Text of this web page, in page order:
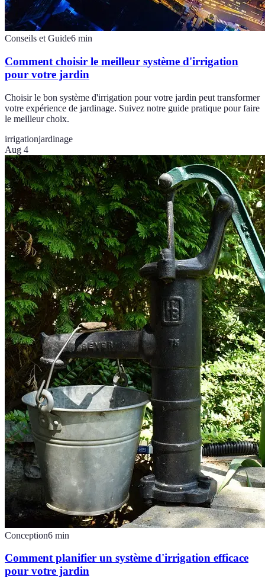
Conseils et Guide6 min
Comment choisir le meilleur système d'irrigation
pour votre jardin
Choisir le bon système d'irrigation pour votre jardin peut transformer
votre expérience de jardinage. Suivez notre guide pratique pour faire
le meilleur choix.
irrigationjardinage
Aug 4
Conception6 min
Comment planifier un système d'irrigation efficace
pour votre jardin